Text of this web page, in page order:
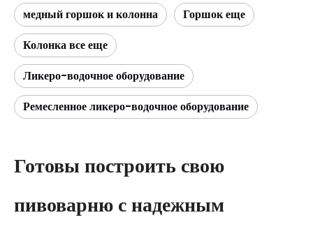
медный горшок и колонна
Горшок еще
Колонка все еще
Ликеро-водочное оборудование
Ремесленное ликеро-водочное оборудование
Готовы построить свою
пивоварню с надежным